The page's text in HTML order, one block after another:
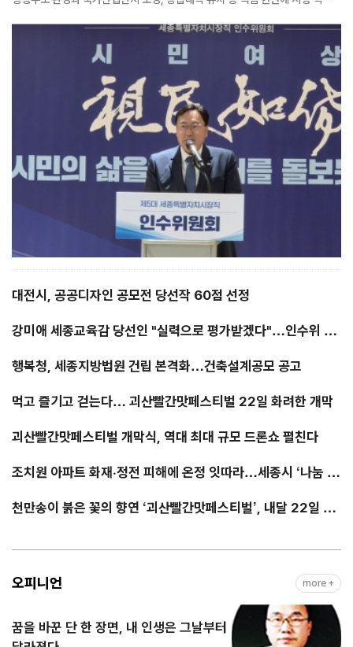
브리핑실에서 기자회견을 하고있는 모습(사진=경충일보) 조상호 당선인은 10
일 열린 시장직 인수위원회 출범 기자회견에서 조직개편 방향을 묻는 질문에
대전시, 공공디자인 공모전 당선작 60점 선정
강미애 세종교육감 당선인 "실력으로 평가받겠다"…인수위 출
행복청, 세종지방법원 건립 본격화…건축설계공모 공고
먹고 즐기고 걷는다… 괴산빨간맛페스티벌 22일 화려한 개막
괴산빨간맛페스티벌 개막식, 역대 최대 규모 드론쇼 펼친다
조치원 아파트 화재·정전 피해에 온정 잇따라…세종시 ‘나눔 릴
천만송이 붉은 꽃의 향연 ‘괴산빨간맛페스티벌’, 내달 22일 개
오피니언 more +
꿈을 바꾼 단 한 장면, 내 인생은 그날부터